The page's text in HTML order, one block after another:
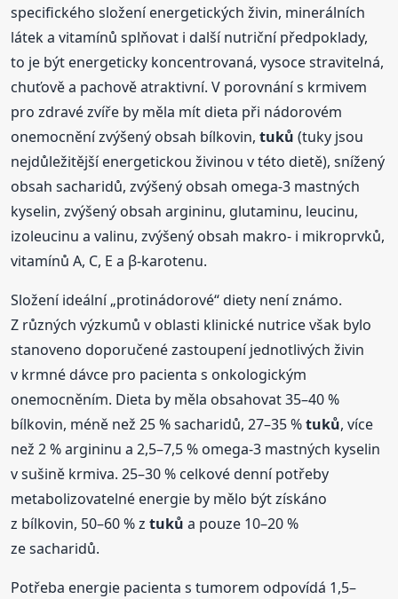
specifického složení energetických živin, minerálních
látek a vitamínů splňovat i další nutriční předpoklady,
to je být energeticky koncentrovaná, vysoce stravitelná,
chuťově a pachově atraktivní. V porovnání s krmivem
pro zdravé zvíře by měla mít dieta při nádorovém
onemocnění zvýšený obsah bílkovin,tuků (tuky jsou
nejdůležitější energetickou živinou v této dietě), snížený
obsah sacharidů, zvýšený obsah omega-3 mastných
kyselin, zvýšený obsah argininu, glutaminu, leucinu,
izoleucinu a valinu, zvýšený obsah makro- i mikroprvků,
vitamínů A, C, E a β-karotenu.
Složení ideální „protinádorové“ diety není známo.
Z různých výzkumů v oblasti klinické nutrice však bylo
stanoveno doporučené zastoupení jednotlivých živin
v krmné dávce pro pacienta s onkologickým
onemocněním. Dieta by měla obsahovat 35–40 %
bílkovin, méně než 25 % sacharidů, 27–35 %tuků, více
než 2 % argininu a 2,5–7,5 % omega-3 mastných kyselin
v sušině krmiva. 25–30 % celkové denní potřeby
metabolizovatelné energie by mělo být získáno
z bílkovin, 50–60 % ztuků a pouze 10–20 %
ze sacharidů.
Potřeba energie pacienta s tumorem odpovídá 1,5–